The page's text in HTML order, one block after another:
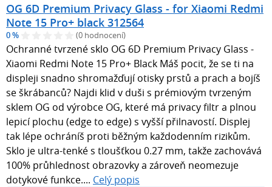
OG 6D Premium Privacy Glass - for Xiaomi Redmi
Note 15 Pro+ black 312564
0 % (0 hodnocení)
Ochranné tvrzené sklo OG 6D Premium Privacy Glass -
Xiaomi Redmi Note 15 Pro+ Black Máš pocit, že se ti na
displeji snadno shromažďují otisky prstů a prach a bojíš
se škrábanců? Najdi klid v duši s prémiovým tvrzeným
sklem OG od výrobce OG, které má privacy filtr a plnou
lepicí plochu (edge to edge) s vyšší přilnavostí. Displej
tak lépe ochráníš proti běžným každodenním rizikům.
Sklo je ultra-tenké s tloušťkou 0.27 mm, takže zachovává
100% průhlednost obrazovky a zároveň neomezuje
dotykové funkce.... Celý popis